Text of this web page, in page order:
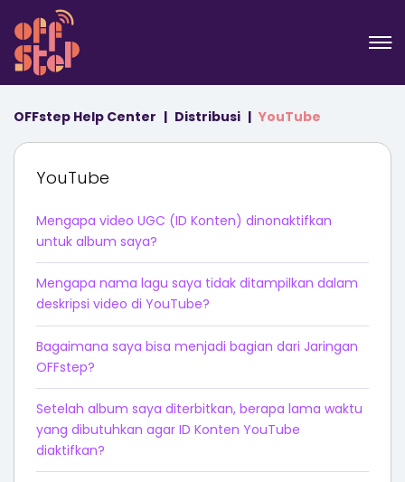
OFFstep Help Center Distribusi YouTube
YouTube
Mengapa video UGC (ID Konten) dinonaktifkan
untuk album saya?
Mengapa nama lagu saya tidak ditampilkan dalam
deskripsi video di YouTube?
Bagaimana saya bisa menjadi bagian dari Jaringan
OFFstep?
Setelah album saya diterbitkan, berapa lama waktu
yang dibutuhkan agar ID Konten YouTube
diaktifkan?